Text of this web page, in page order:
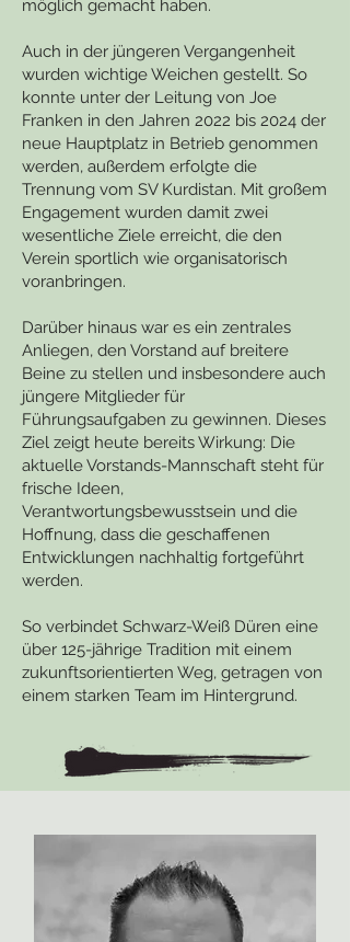
möglich gemacht haben.
Auch in der jüngeren Vergangenheit
wurden wichtige Weichen gestellt. So
konnte unter der Leitung von Joe
Franken in den Jahren 2022 bis 2024 der
neue Hauptplatz in Betrieb genommen
werden, außerdem erfolgte die
Trennung vom SV Kurdistan. Mit großem
Engagement wurden damit zwei
wesentliche Ziele erreicht, die den
Verein sportlich wie organisatorisch
voranbringen.
Darüber hinaus war es ein zentrales
Anliegen, den Vorstand auf breitere
Beine zu stellen und insbesondere auch
jüngere Mitglieder für
Führungsaufgaben zu gewinnen. Dieses
Ziel zeigt heute bereits Wirkung: Die
aktuelle Vorstands-Mannschaft steht für
frische Ideen,
Verantwortungsbewusstsein und die
Hoffnung, dass die geschaffenen
Entwicklungen nachhaltig fortgeführt
werden.
So verbindet Schwarz-Weiß Düren eine
über 125-jährige Tradition mit einem
zukunftsorientierten Weg, getragen von
einem starken Team im Hintergrund.